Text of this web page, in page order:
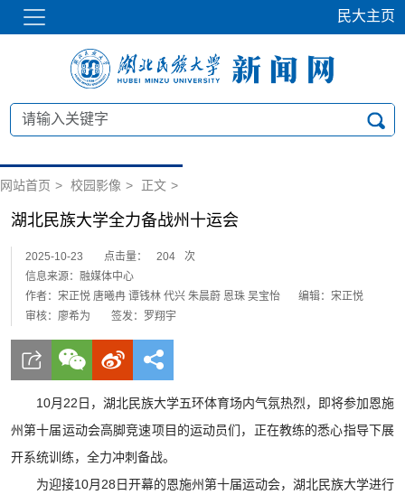
民大主页
网站首页 > 校园影像 > 正文 >
湖北民族大学全力备战州十运会
2025-10-23 点击量： 204
次
信息来源：融媒体中心
作者：宋正悦 唐曦冉 谭钱林 代兴 朱晨蔚 恩珠 吴宝怡
编辑：宋正悦
审核：廖希为
签发：罗翔宇
10月22日，湖北民族大学五环体育场内气氛热烈，即将参加恩施
州第十届运动会高脚竞速项目的运动员们，正在教练的悉心指导下展
开系统训练，全力冲刺备战。
为迎接10月28日开幕的恩施州第十届运动会，湖北民族大学进行